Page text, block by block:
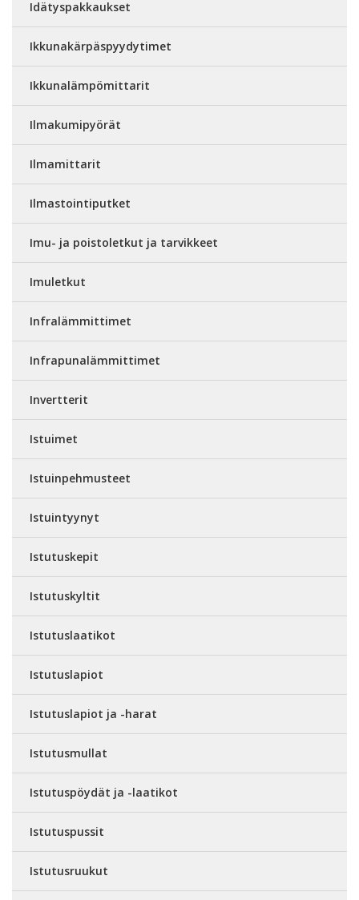
Idätyspakkaukset
Ikkunakärpäspyydytimet
Ikkunalämpömittarit
Ilmakumipyörät
Ilmamittarit
Ilmastointiputket
Imu- ja poistoletkut ja tarvikkeet
Imuletkut
Infralämmittimet
Infrapunalämmittimet
Invertterit
Istuimet
Istuinpehmusteet
Istuintyynyt
Istutuskepit
Istutuskyltit
Istutuslaatikot
Istutuslapiot
Istutuslapiot ja -harat
Istutusmullat
Istutuspöydät ja -laatikot
Istutuspussit
Istutusruukut